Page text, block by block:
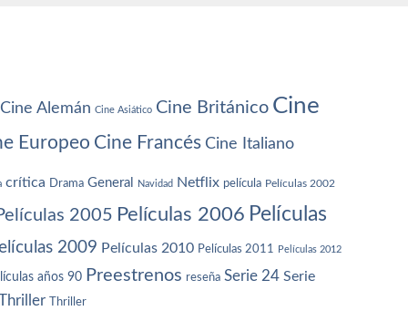
Cine Alemán Cine Asiático Cine Británico Cine
Europeo Cine Francés Cine Italiano
crítica Drama General Navidad Netflix película Películas 2002
2005 Películas 2006 Películas
2009 Películas 2010 Películas 2011 Películas 2012
años 90 Preestrenos reseña Serie 24 Serie
Thriller